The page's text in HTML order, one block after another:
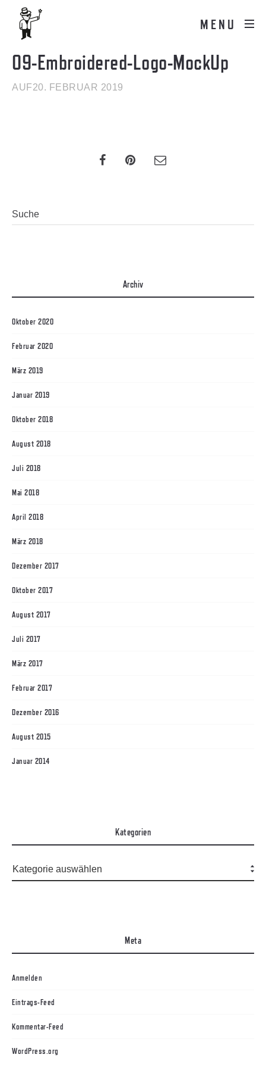
MENU
09-Embroidered-Logo-MockUp
AUF20. FEBRUAR 2019
Archiv
Oktober 2020
Februar 2020
März 2019
Januar 2019
Oktober 2018
August 2018
Juli 2018
Mai 2018
April 2018
März 2018
Dezember 2017
Oktober 2017
August 2017
Juli 2017
März 2017
Februar 2017
Dezember 2016
August 2015
Januar 2014
Kategorien
Meta
Anmelden
Eintrags-Feed
Kommentar-Feed
WordPress.org